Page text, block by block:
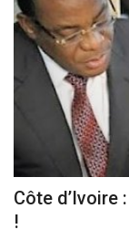
Côte d’Ivoire
!